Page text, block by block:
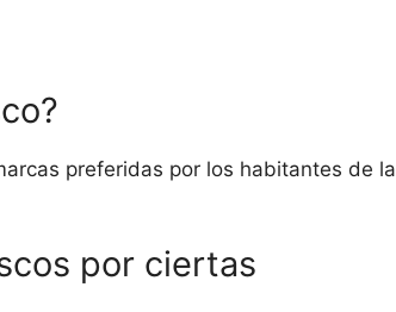
preferidas por los habitantes de la
por ciertas